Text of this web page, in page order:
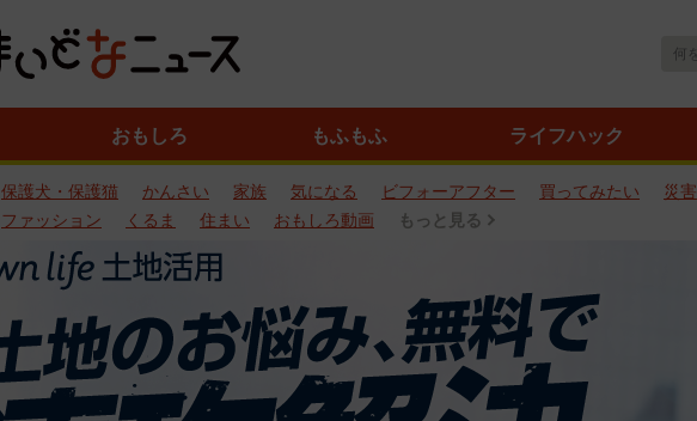
おもしろ もふもふ ライフハック
保護犬・保護猫 かんさい 家族 気になる ビフォーアフター 買ってみたい 災害
ファッション
くるま 住まい おもしろ動画 もっと見る